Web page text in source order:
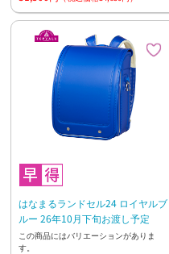
はなまるランドセル24 ロイヤルブ
ルー 26年10月下旬お渡し予定
この商品にはバリエーションがありま
す。